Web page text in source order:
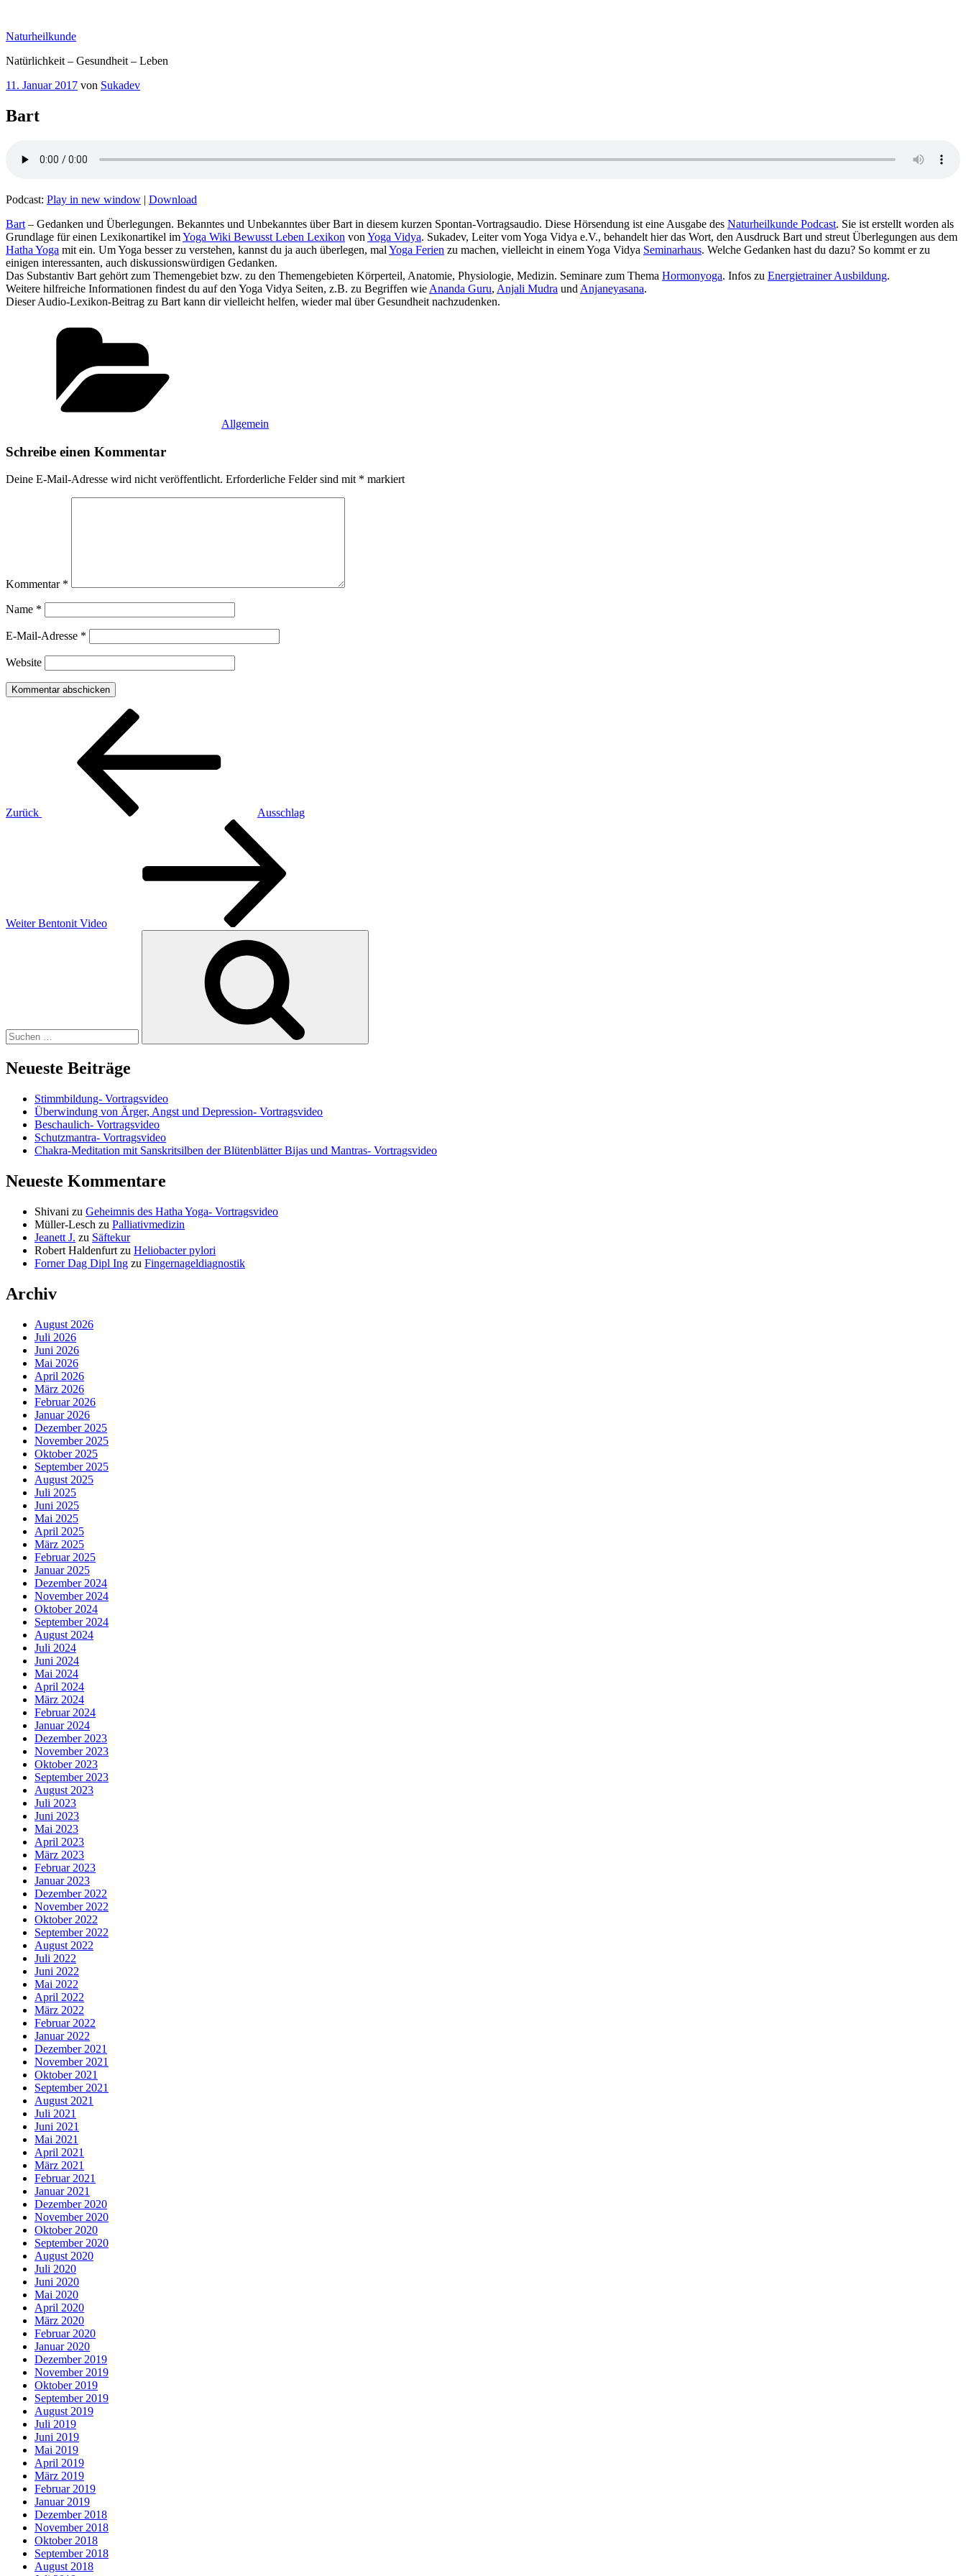
springen
Naturheilkunde
Natürlichkeit – Gesundheit – Leben
Veröffentlicht
11. Januar 2017 von Sukadev
Bart
Podcast: Play in new window | Download
– Gedanken und Überlegungen. Bekanntes und Unbekanntes über Bart‏‎ in diesem kurzen Spontan-Vortragsaudio. Diese Hörsendung ist eine Ausgabe des Naturheilkunde Podcast. Sie ist erstellt worden als
Grundlage für einen Lexikonartikel imYoga Wiki Bewusst Leben Lexikon von Yoga Vidya
. Sukadev, Leiter vom Yoga Vidya e.V., behandelt hier das Wort, den Ausdruck Bart‏‎ und streut Überlegungen aus dem
Hatha Yoga mit ein. Um Yoga besser zu verstehen, kannst du ja auch überlegen, mal Yoga Ferien zu machen, vielleicht in einem Yoga Vidya Seminarhaus. Welche Gedanken hast du dazu? So kommt er zu
einigen interessanten, auch diskussionswürdigen Gedanken.
Das Substantiv Bart‏‎ gehört zum Themengebiet bzw. zu den Themengebieten Körperteil, Anatomie, Physiologie, Medizin. Seminare zum Thema Hormonyoga. Infos zu Energietrainer Ausbildung.
Weitere hilfreiche Informationen findest du auf den Yoga Vidya Seiten, z.B. zu Begriffen wie Ananda Guru, Anjali Mudra und Anjaneyasana.
Dieser Audio-Lexikon-Beitrag zu Bart‏‎ kann dir vielleicht helfen, wieder mal über Gesundheit nachzudenken.
Allgemein
Schreibe einen Kommentar
Deine E-Mail-Adresse wird nicht veröffentlicht. Erforderliche Felder sind mit * markiert
Kommentar *
Name *
E-Mail-Adresse *
Website
Beitragsnavigation
Zurück
Ausschlag
Weiter Bentonit Video
Neueste Beiträge
Stimmbildung- Vortragsvideo
Überwindung von Ärger, Angst und Depression- Vortragsvideo
Beschaulich- Vortragsvideo
Schutzmantra- Vortragsvideo
Chakra-Meditation mit Sanskritsilben der Blütenblätter Bijas und Mantras- Vortragsvideo
Neueste Kommentare
Shivani zu Geheimnis des Hatha Yoga- Vortragsvideo
Müller-Lesch zu Palliativmedizin
Jeanett J. zu Säftekur
Robert Haldenfurt zu Heliobacter pylori
Forner Dag Dipl Ing zu Fingernageldiagnostik
Archiv
August 2026
Juli 2026
Juni 2026
Mai 2026
April 2026
März 2026
Februar 2026
Januar 2026
Dezember 2025
November 2025
Oktober 2025
September 2025
August 2025
Juli 2025
Juni 2025
Mai 2025
April 2025
März 2025
Februar 2025
Januar 2025
Dezember 2024
November 2024
Oktober 2024
September 2024
August 2024
Juli 2024
Juni 2024
Mai 2024
April 2024
März 2024
Februar 2024
Januar 2024
Dezember 2023
November 2023
Oktober 2023
September 2023
August 2023
Juli 2023
Juni 2023
Mai 2023
April 2023
März 2023
Februar 2023
Januar 2023
Dezember 2022
November 2022
Oktober 2022
September 2022
August 2022
Juli 2022
Juni 2022
Mai 2022
April 2022
März 2022
Februar 2022
Januar 2022
Dezember 2021
November 2021
Oktober 2021
September 2021
August 2021
Juli 2021
Juni 2021
Mai 2021
April 2021
März 2021
Februar 2021
Januar 2021
Dezember 2020
November 2020
Oktober 2020
September 2020
August 2020
Juli 2020
Juni 2020
Mai 2020
April 2020
März 2020
Februar 2020
Januar 2020
Dezember 2019
November 2019
Oktober 2019
September 2019
August 2019
Juli 2019
Juni 2019
Mai 2019
April 2019
März 2019
Februar 2019
Januar 2019
Dezember 2018
November 2018
Oktober 2018
September 2018
August 2018